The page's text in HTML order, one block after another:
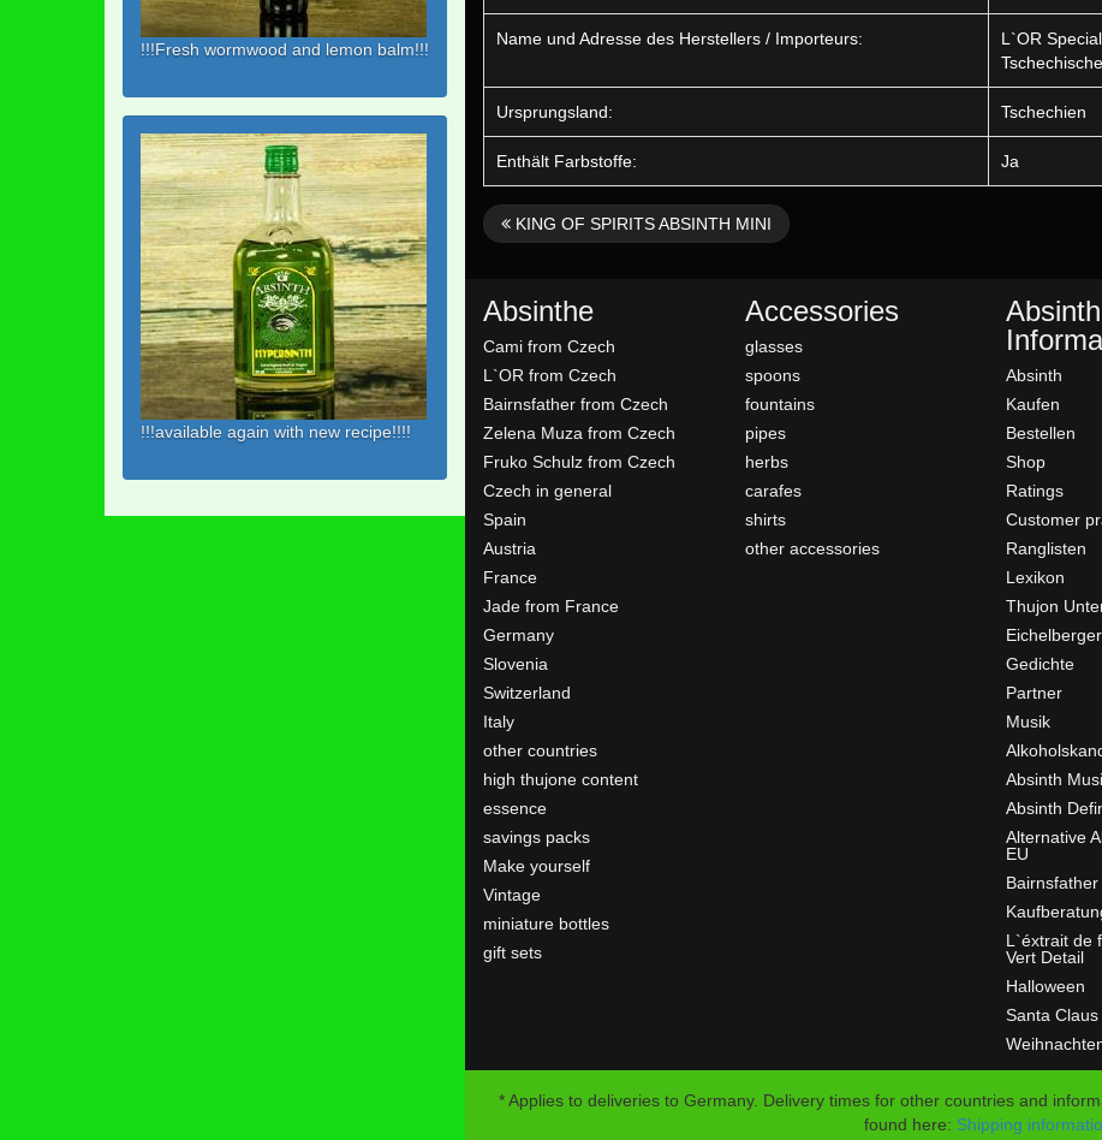
!!!Fresh wormwood and lemon balm!!!
!!!available again with new recipe!!!!
Name und Adresse des Herstellers / Importeurs:
L`OR
Ursprungsland: Tschechien
Enthält Farbstoffe: Ja
KING OF SPIRITS ABSINTH MINI
Absinthe
Cami from Czech
L`OR from Czech
Bairnsfather from Czech
Zelena Muza from Czech
Fruko Schulz from Czech
Czech in general
Spain
Austria
France
Jade from France
Germany
Slovenia
Switzerland
Italy
other countries
high thujone content
essence
savings packs
Make yourself
Vintage
miniature bottles
gift sets
Accessories
glasses
spoons
fountains
pipes
herbs
carafes
shirts
other accessories
Absinth
Kaufen
Bestellen
Shop
Ratings
Customer
Ranglisten
Lexikon
Thujon
Gedichte
Partner
Musik
Absinth
Absinth
Alternative
EU
L`éxtrait de
Vert Detail
Halloween
Santa Claus
* Applies to deliveries to Germany. Delivery times for other countries and
found here: Shipping